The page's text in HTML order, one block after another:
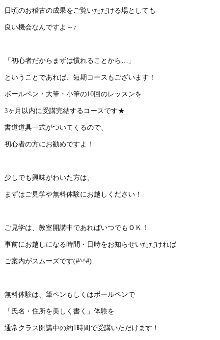
日頃のお稽古の成果をご覧いただける場としても
良い機会なんですよ～♪
「初心者だからまずは慣れることから…」
ということであれば、短期コースもございます！
ボールペン・大筆・小筆の10回のレッスンを
3ヶ月以内に受講完結するコースです★
書道道具一式がついてくるので、
初心者の方にお勧めですよ！
少しでも興味がわいた方は、
まずはご見学や無料体験にお越しください！
ご見学は、教室開講中であればいつでもＯＫ！
事前にお越しになる時間・日時をお知らせいただければ
ご案内がスムーズです(#^^#)
無料体験は、筆ペンもしくはボールペンで
「氏名・住所を美しく書く」体験を
通常クラス開講中の約1時間で受講いただけます！